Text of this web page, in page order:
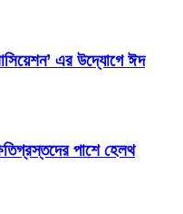
এর উদ্যোগে ঈদ
পাশে হেলথ